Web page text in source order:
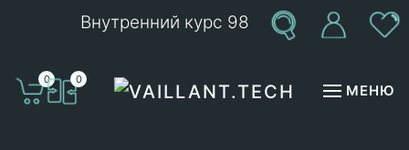
Внутренний курс 98
0 0
МЕНЮ